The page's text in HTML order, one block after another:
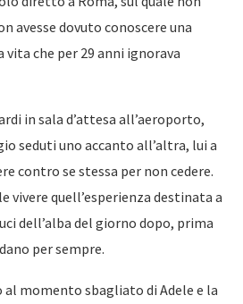
avesse dovuto conoscere una
che per 29 anni ignorava
in sala d’attesa all’aeroporto,
seduti uno accanto all’altra, lui a
contro se stessa per non cedere.
vivere quell’esperienza destinata a
dell’alba del giorno dopo, prima
per sempre.
momento sbagliato di Adele e la